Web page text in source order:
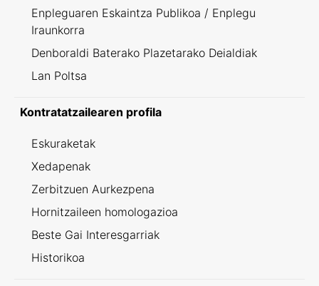
Enpleguaren Eskaintza Publikoa / Enplegu
Iraunkorra
Denboraldi Baterako Plazetarako Deialdiak
Lan Poltsa
Kontratatzailearen profila
Eskuraketak
Xedapenak
Zerbitzuen Aurkezpena
Hornitzaileen homologazioa
Beste Gai Interesgarriak
Historikoa